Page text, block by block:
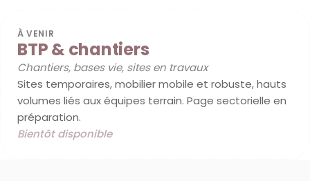
À VENIR
BTP & chantiers
Chantiers, bases vie, sites en travaux
Sites temporaires, mobilier mobile et robuste, hauts
volumes liés aux équipes terrain. Page sectorielle en
préparation.
Bientôt disponible